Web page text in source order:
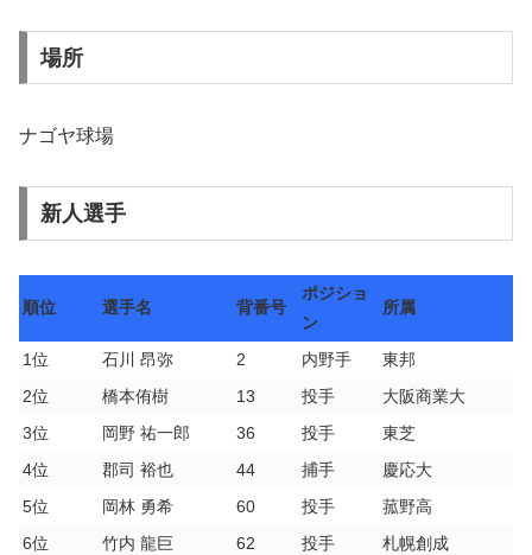
場所
ナゴヤ球場
新人選手
順位 選手名 背番号
ポジショ
ン
所属
1位 石川 昂弥 2 内野手
東邦
2位
橋本侑樹 13 投手
大阪商業大
3位
岡野 祐一郎 36 投手
東芝
4位
郡司 裕也 44 捕手
慶応大
5位
岡林 勇希 60 投手
菰野高
6位
竹内 龍巨 62 投手
札幌創成